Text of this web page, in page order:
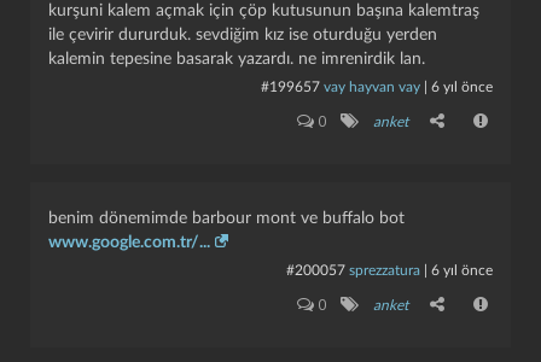
kurşuni kalem açmak için çöp kutusunun başına kalemtraş
ile çevirir dururduk. sevdiğim kız ise oturduğu yerden
kalemin tepesine basarak yazardı. ne imrenirdik lan.
#199657 vay hayvan vay 6 yıl önce
0 anket
benim dönemimde barbour mont ve buffalo bot
www.google.com.tr/...
#200057 sprezzatura 6 yıl önce
0 anket